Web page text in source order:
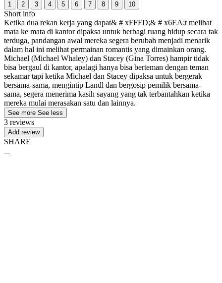
1 2 3 4 5 6 7 8 9 10
Short info
Ketika dua rekan kerja yang dapat& # xFFFD;& # x6EA;t melihat
mata ke mata di kantor dipaksa untuk berbagi ruang hidup secara tak
terduga, pandangan awal mereka segera berubah menjadi menarik
dalam hal ini melihat permainan romantis yang dimainkan orang.
Michael (Michael Whaley) dan Stacey (Gina Torres) hampir tidak
bisa bergaul di kantor, apalagi hanya bisa berteman dengan teman
sekamar tapi ketika Michael dan Stacey dipaksa untuk bergerak
bersama-sama, mengintip Landl dan bergosip pemilik bersama-
sama, segera menerima kasih sayang yang tak terbantahkan ketika
mereka mulai merasakan satu dan lainnya.
See more See less
3 reviews
Add review
SHARE